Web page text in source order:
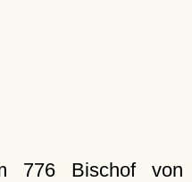
776 Bischof von